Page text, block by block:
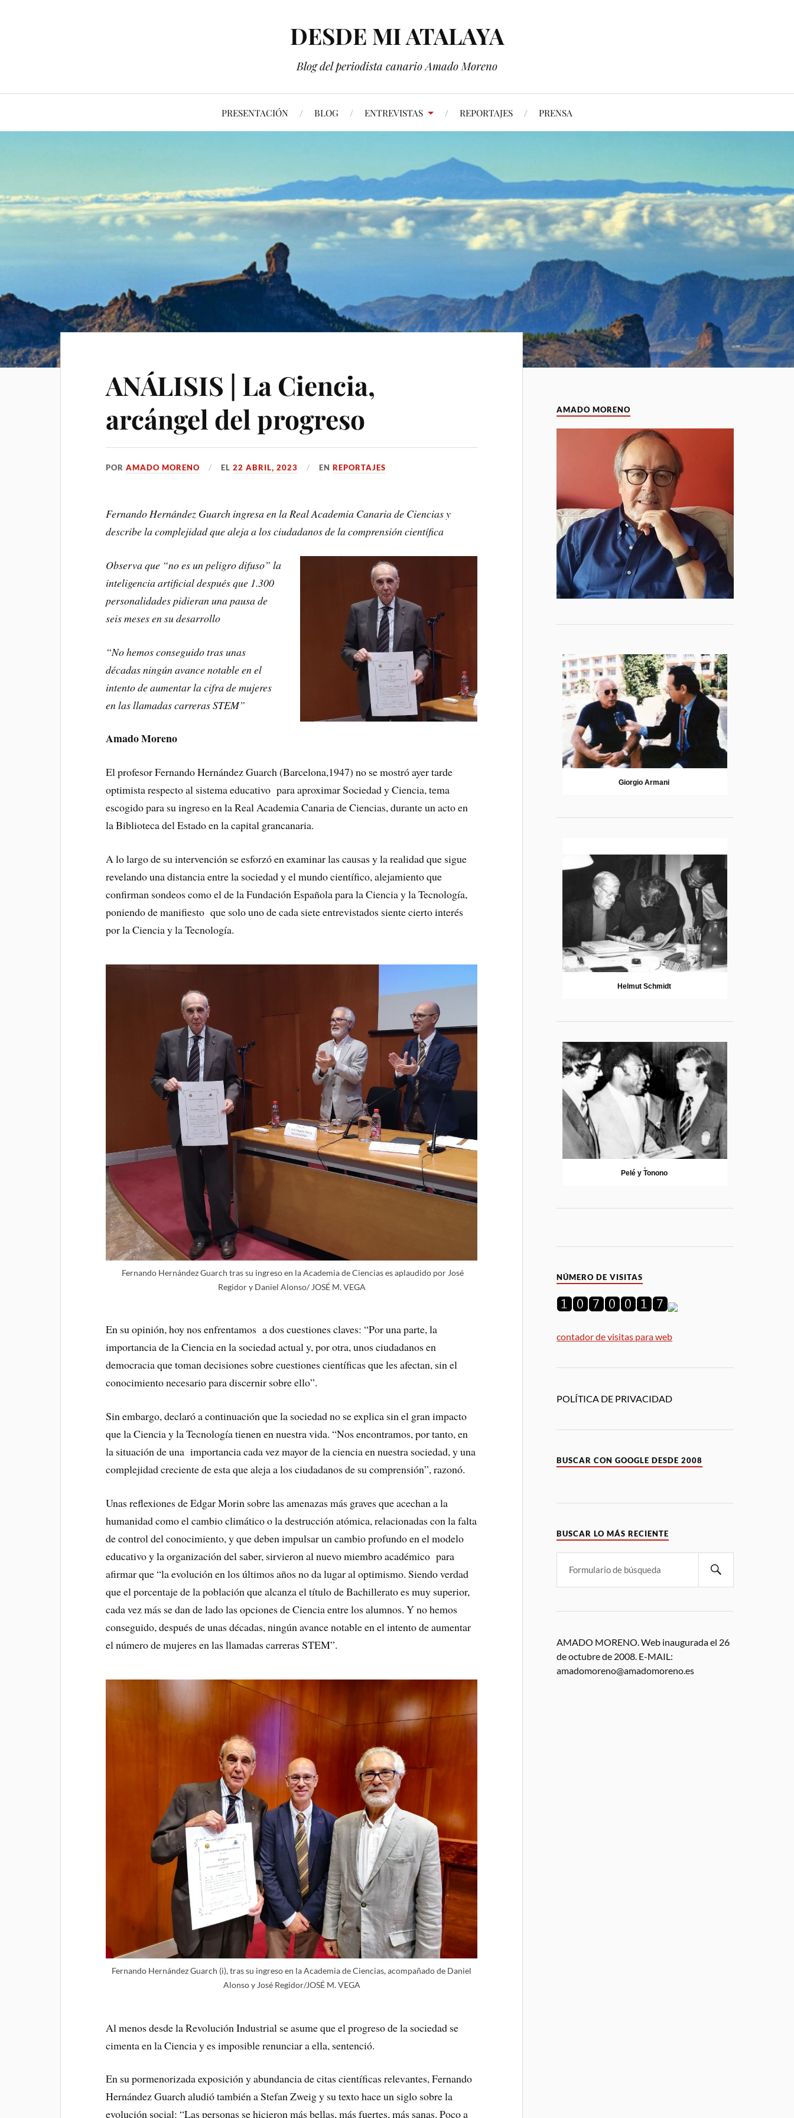
DESDE MI ATALAYA
Blog del periodista canario Amado Moreno
PRESENTACIÓN BLOG ENTREVISTAS REPORTAJES PRENSA
ANÁLISIS | La Ciencia,
arcángel del progreso
PORAMADO MORENO EL22 ABRIL, 2023 ENREPORTAJES
Fernando Hernández Guarch ingresa en la Real Academia Canaria de Ciencias y
describe la complejidad que aleja a los ciudadanos de la comprensión científica
Observa que “no es un peligro difuso” la
inteligencia artificial después que 1.300
personalidades pidieran una pausa de
seis meses en su desarrollo
“No hemos conseguido tras unas
décadas ningún avance notable en el
intento de aumentar la cifra de mujeres
en las llamadas carreras STEM”
Amado Moreno
El profesor Fernando Hernández Guarch (Barcelona,1947) no se mostró ayer tarde
optimista respecto al sistema educativo para aproximar Sociedad y Ciencia, tema
escogido para su ingreso en la Real Academia Canaria de Ciencias, durante un acto en
la Biblioteca del Estado en la capital grancanaria.
A lo largo de su intervención se esforzó en examinar las causas y la realidad que sigue
revelando una distancia entre la sociedad y el mundo científico, alejamiento que
confirman sondeos como el de la Fundación Española para la Ciencia y la Tecnología,
poniendo de manifiesto que solo uno de cada siete entrevistados siente cierto interés
por la Ciencia y la Tecnología.
Fernando Hernández Guarch tras su ingreso en la Academia de Ciencias es aplaudido por José
Regidor y Daniel Alonso/ JOSÉ M. VEGA
En su opinión, hoy nos enfrentamos a dos cuestiones claves: “Por una parte, la
importancia de la Ciencia en la sociedad actual y, por otra, unos ciudadanos en
democracia que toman decisiones sobre cuestiones científicas que les afectan, sin el
conocimiento necesario para discernir sobre ello”.
Sin embargo, declaró a continuación que la sociedad no se explica sin el gran impacto
que la Ciencia y la Tecnología tienen en nuestra vida. “Nos encontramos, por tanto, en
la situación de una importancia cada vez mayor de la ciencia en nuestra sociedad, y una
complejidad creciente de esta que aleja a los ciudadanos de su comprensión”, razonó.
Unas reflexiones de Edgar Morin sobre las amenazas más graves que acechan a la
humanidad como el cambio climático o la destrucción atómica, relacionadas con la falta
de control del conocimiento, y que deben impulsar un cambio profundo en el modelo
educativo y la organización del saber, sirvieron al nuevo miembro académico para
afirmar que “la evolución en los últimos años no da lugar al optimismo. Siendo verdad
que el porcentaje de la población que alcanza el título de Bachillerato es muy superior,
cada vez más se dan de lado las opciones de Ciencia entre los alumnos. Y no hemos
conseguido, después de unas décadas, ningún avance notable en el intento de aumentar
el número de mujeres en las llamadas carreras STEM”.
Fernando Hernández Guarch (i), tras su ingreso en la Academia de Ciencias, acompañado de Daniel
Alonso y José Regidor/JOSÉ M. VEGA
Al menos desde la Revolución Industrial se asume que el progreso de la sociedad se
cimenta en la Ciencia y es imposible renunciar a ella, sentenció.
En su pormenorizada exposición y abundancia de citas científicas relevantes, Fernando
Hernández Guarch aludió también a Stefan Zweig y su texto hace un siglo sobre la
evolución social: “Las personas se hicieron más bellas, más fuertes, más sanas. Poco a
AMADO MORENO
Giorgio Armani
Helmut Schmidt
Pelé y Tonono
NÚMERO DE VISITAS
contador de visitas para web
POLÍTICA DE PRIVACIDAD
BUSCAR CON GOOGLE DESDE 2008
BUSCAR LO MÁS RECIENTE
AMADO MORENO. Web inaugurada el 26
de octubre de 2008. E-MAIL:
amadomoreno@amadomoreno.es